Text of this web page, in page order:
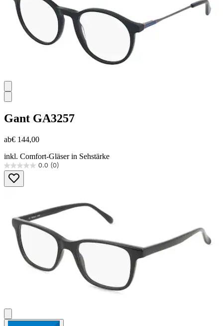
Gant GA3257
ab€ 144,00
inkl. Comfort-Gläser in Sehstärke
0.0 (0)
0.0
von
5